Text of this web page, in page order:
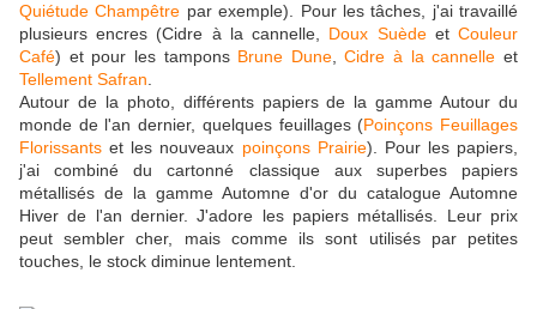
Quiétude Champêtre par exemple). Pour les tâches, j'ai travaillé
plusieurs encres (Cidre à la cannelle, Doux SuèdeetCouleur
Café) et pour les tampons Brune Dune,Cidre à la cannelle et
Tellement Safran
Autour de la photo, différents papiers de la gamme Autour du
monde de l'an dernier, quelques feuillages (Poinçons Feuillages
Florissants et les nouveaux poinçons Prairie). Pour les papiers,
j'ai combiné du cartonné classique aux superbes papiers
métallisés de la gamme Automne d'or du catalogue Automne
Hiver de l'an dernier. J'adore les papiers métallisés. Leur prix
peut sembler cher, mais comme ils sont utilisés par petites
touches, le stock diminue lentement.